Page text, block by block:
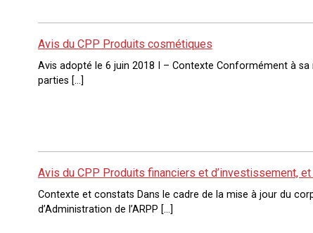
Avis du CPP Produits cosmétiques
Avis adopté le 6 juin 2018 I – Contexte Conformément à sa
parties […]
Avis du CPP Produits financiers et d’investissement,
Contexte et constats Dans le cadre de la mise à jour du
d’Administration de l’ARPP […]